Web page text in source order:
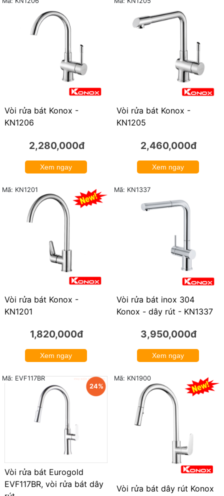
Vòi rửa bát Konox -
KN1206
2,280,000đ
Xem ngay
Vòi rửa bát Konox -
KN1205
2,460,000đ
Xem ngay
Vòi rửa bát Konox -
KN1201
Mã: KN1201
1,820,000đ
Xem ngay
Vòi rửa bát inox 304
Konox - dây rút - KN1337
Mã: KN1337
3,950,000đ
Xem ngay
24%
Vòi rửa bát Eurogold
EVF117BR, vòi rửa bát dây
Mã: EVF117BR
Vòi rửa bát dây rút Konox
Mã: KN1900